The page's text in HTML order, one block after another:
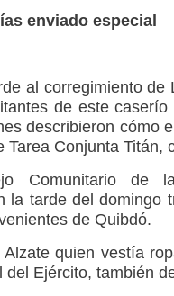
enviado especial
al corregimiento de
de este
describieron cómo
Conjunta Titán,
Comunitario de
la tarde del domingo
de Quibdó.
quien vestía
Ejército, también